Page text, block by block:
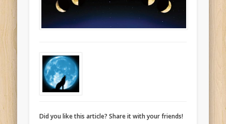
Did you like this article? Share it with your friends!